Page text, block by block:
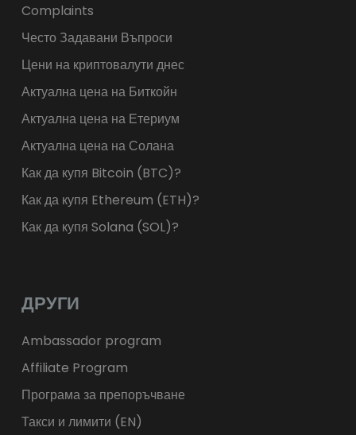
Complaints
Често Задавани Въпроси
Цени на криптовалути днес
Актуална цена на Биткойн
Актуална цена на Етериум
Актуална цена на Солана
Как да купя Bitcoin (BTC)?
Как да купя Ethereum (ETH)?
Как да купя Solana (SOL)?
ДРУГИ
Ambassador program
Affiliate Program
Програма за препоръчване
Такси и лимити (EN)